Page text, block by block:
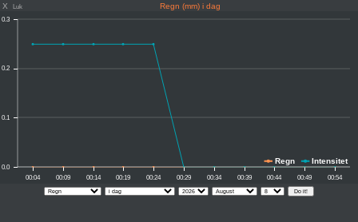
X Luk Regn (mm) i dag